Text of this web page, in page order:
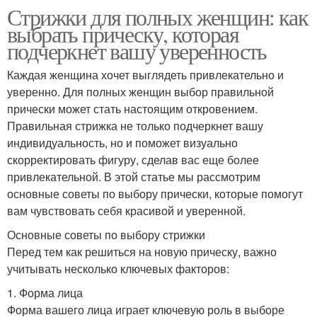
Стрижки для полных женщин: как
выбрать прическу, которая
подчеркнет вашу уверенность
Каждая женщина хочет выглядеть привлекательно и
уверенно. Для полных женщин выбор правильной
прически может стать настоящим откровением.
Правильная стрижка не только подчеркнет вашу
индивидуальность, но и поможет визуально
скорректировать фигуру, сделав вас еще более
привлекательной. В этой статье мы рассмотрим
основные советы по выбору прически, которые помогут
вам чувствовать себя красивой и уверенной.
Основные советы по выбору стрижки
Перед тем как решиться на новую прическу, важно
учитывать несколько ключевых факторов:
1. Форма лица
Форма вашего лица играет ключевую роль в выборе